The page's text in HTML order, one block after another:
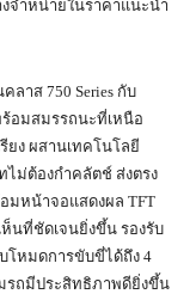
งจำหน่ายในราคาแนะนำ
าส 750 Series กับ
ร้อมสมรรถนะที่เหนือ
ยง ผสานเทคโนโลยี
ทไม่ต้องกำคลัตช์ ส่งตรง
มหน้าจอแสดงผล TFT
นที่ชัดเจนยิ่งขึ้น รองรับ
โหมดการขับขี่ได้ถึง 4
มรถมีประสิทธิภาพดียิ่งขึ้น